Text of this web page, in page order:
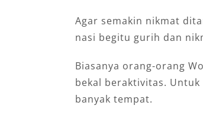
Agar semakin nikmat
nasi begitu gurih dan
Biasanya orang-orang
bekal beraktivitas.
banyak tempat.